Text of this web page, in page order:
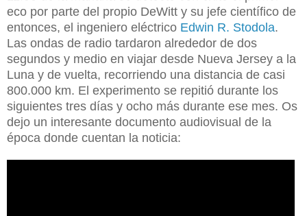
eco por parte del propio DeWitt y su jefe científico de
entonces, el ingeniero eléctrico Edwin R. Stodola.
Las ondas de radio tardaron alrededor de dos
segundos y medio en viajar desde Nueva Jersey a la
Luna y de vuelta, recorriendo una distancia de casi
800.000 km. El experimento se repitió durante los
siguientes tres días y ocho más durante ese mes. Os
dejo un interesante documento audiovisual de la
época donde cuentan la noticia: